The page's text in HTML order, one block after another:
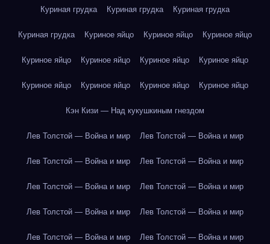
Куриная грудка Куриная грудка Куриная грудка
Куриная грудка Куриное яйцо Куриное яйцо Куриное яйцо
Куриное яйцо Куриное яйцо Куриное яйцо Куриное яйцо
Куриное яйцо Куриное яйцо Куриное яйцо Куриное яйцо
Кэн Кизи — Над кукушкиным гнездом
Лев Толстой — Война и мир Лев Толстой — Война и мир
Лев Толстой — Война и мир Лев Толстой — Война и мир
Лев Толстой — Война и мир Лев Толстой — Война и мир
Лев Толстой — Война и мир Лев Толстой — Война и мир
Лев Толстой — Война и мир Лев Толстой — Война и мир